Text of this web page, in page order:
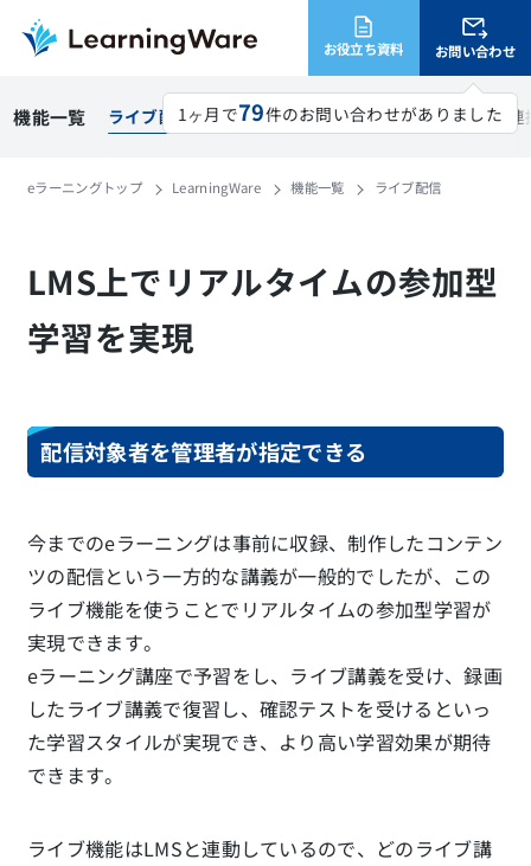
お役立ち資料 お問い合わせ
1ヶ月で79件のお問い合わせがありました
機能一覧
題 顔認証 ライブ配信 Zoom連携 API連携 外部学習サービス連
eラーニングトップ LearningWare 機能一覧 ライブ配信
LMS上でリアルタイムの参加型
学習を実現
配信対象者を管理者が指定できる
今までのeラーニングは事前に収録、制作したコンテン
ツの配信という一方的な講義が一般的でしたが、 この
ライブ機能を使うことでリアルタイムの参加型学習が
実現できます。
eラーニング講座で予習をし、ライブ講義を受け、録画
したライブ講義で復習し、 確認テストを受けるといっ
た学習スタイルが実現でき、より高い学習効果が期待
できます。
ライブ機能はLMSと連動しているので、どのライブ講